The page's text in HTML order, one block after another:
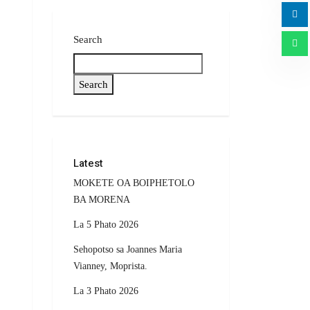
Search
Search
Latest
MOKETE OA BOIPHETOLO
BA MORENA
La 5 Phato 2026
Sehopotso sa Joannes Maria
Vianney, Moprista.
La 3 Phato 2026